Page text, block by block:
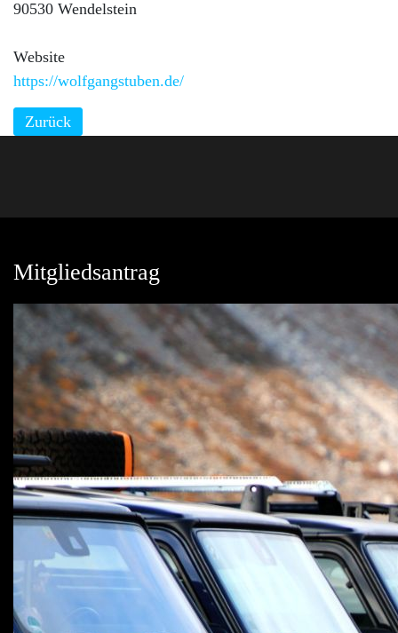
90530 Wendelstein
Website
https://wolfgangstuben.de/
Zurück
Mitgliedsantrag